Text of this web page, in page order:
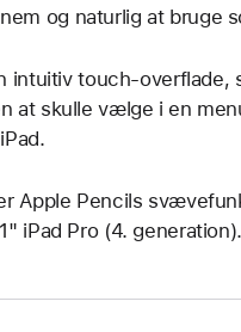
og naturlig at bruge
intuitiv touch-
at skulle vælge i en
Apple Pencils
iPad Pro (4. generation).